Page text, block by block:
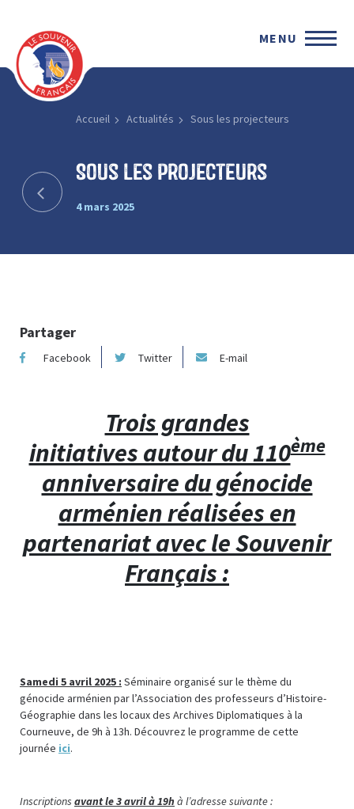
MENU
Accueil Actualités Sous les projecteurs
Sous les projecteurs
4 mars 2025
Partager
Facebook Twitter E-mail
Trois grandes
initiatives autour du 110ème
anniversaire du génocide
arménien réalisées en
partenariat avec le Souvenir
Français :
Samedi 5 avril 2025 : Séminaire organisé sur le thème du
génocide arménien par l’Association des professeurs d’Histoire-
Géographie dans les locaux des Archives Diplomatiques à la
Courneuve, de 9h à 13h. Découvrez le programme de cette
journée ici.
Inscriptions avant le 3 avril à 19h à l’adresse suivante :